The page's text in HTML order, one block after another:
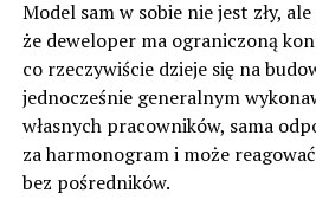
Model sam w sobie nie jest zły,
że deweloper ma ograniczoną
co rzeczywiście dzieje się na
jednocześnie generalnym
własnych pracowników, sama
za harmonogram i może
bez pośredników.